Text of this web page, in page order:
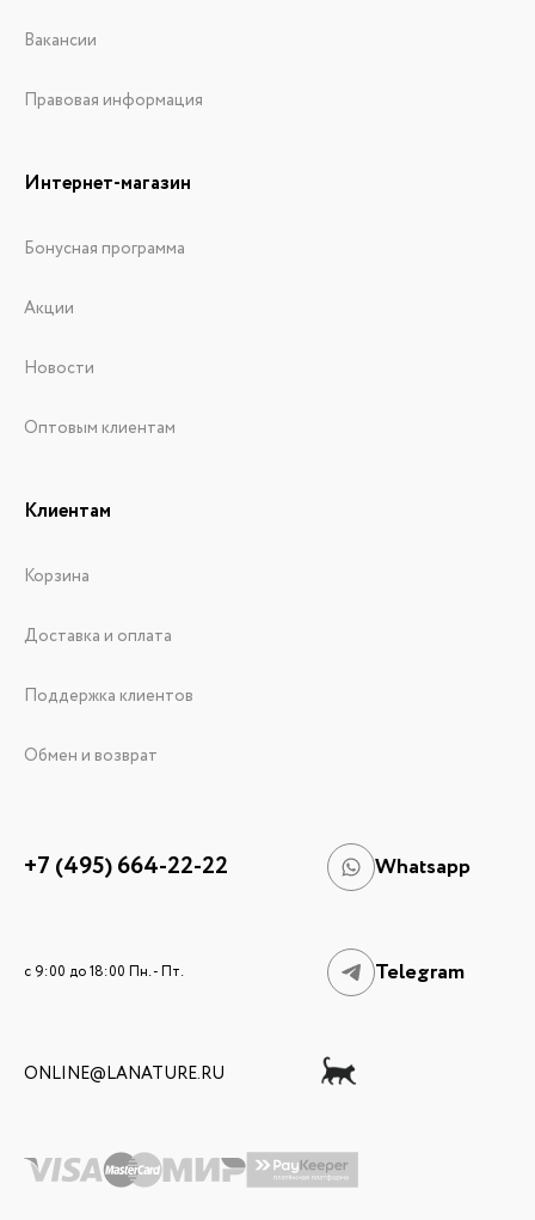
Вакансии
Правовая информация
Интернет-магазин
Бонусная программа
Акции
Новости
Оптовым клиентам
Клиентам
Корзина
Доставка и оплата
Поддержка клиентов
Обмен и возврат
+7 (495) 664-22-22 Whatsapp
c 9:00 до 18:00 Пн. - Пт. Telegram
ONLINE@LANATURE.RU